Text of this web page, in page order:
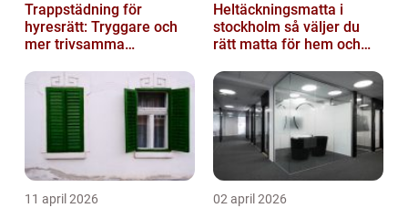
Trappstädning för
hyresrätt: Tryggare och
mer trivsamma
Heltäckningsmatta i
stockholm så väljer du
rätt matta för hem och
11 april 2026 02 april 2026